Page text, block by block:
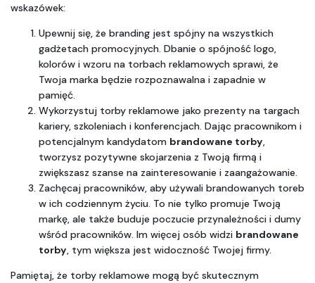
wskazówek:
Upewnij się, że branding jest spójny na wszystkich
gadżetach promocyjnych. Dbanie o spójność logo,
kolorów i wzoru na torbach reklamowych sprawi, że
Twoja marka będzie rozpoznawalna i zapadnie w
pamięć.
Wykorzystuj torby reklamowe jako prezenty na targach
kariery, szkoleniach i konferencjach. Dając pracownikom i
potencjalnym kandydatom brandowane torby,
tworzysz pozytywne skojarzenia z Twoją firmą i
zwiększasz szanse na zainteresowanie i zaangażowanie.
Zachęcaj pracowników, aby używali brandowanych toreb
w ich codziennym życiu. To nie tylko promuje Twoją
markę, ale także buduje poczucie przynależności i dumy
wśród pracowników. Im więcej osób widzi brandowane
torby, tym większa jest widoczność Twojej firmy.
Pamiętaj, że torby reklamowe mogą być skutecznym